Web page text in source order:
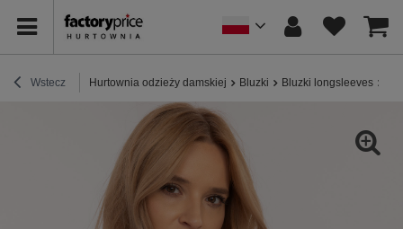
Wstecz Hurtownia odzieży damskiej Bluzki Bluzki longsleeves